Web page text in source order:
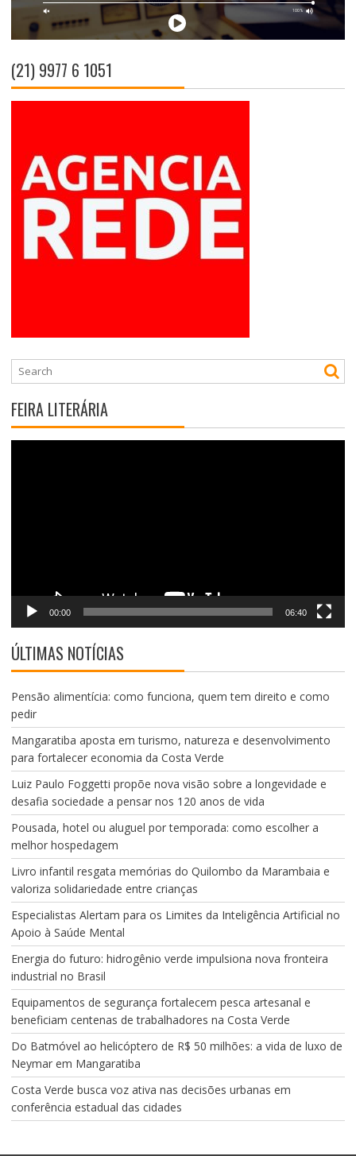
(21) 9977 6 1051
FEIRA LITERÁRIA
00:00 06:40
ÚLTIMAS NOTÍCIAS
Pensão alimentícia: como funciona, quem tem direito e como
pedir
Mangaratiba aposta em turismo, natureza e desenvolvimento
para fortalecer economia da Costa Verde
Luiz Paulo Foggetti propõe nova visão sobre a longevidade e
desafia sociedade a pensar nos 120 anos de vida
Pousada, hotel ou aluguel por temporada: como escolher a
melhor hospedagem
Livro infantil resgata memórias do Quilombo da Marambaia e
valoriza solidariedade entre crianças
Especialistas Alertam para os Limites da Inteligência Artificial no
Apoio à Saúde Mental
Energia do futuro: hidrogênio verde impulsiona nova fronteira
industrial no Brasil
Equipamentos de segurança fortalecem pesca artesanal e
beneficiam centenas de trabalhadores na Costa Verde
Do Batmóvel ao helicóptero de R$ 50 milhões: a vida de luxo de
Neymar em Mangaratiba
Costa Verde busca voz ativa nas decisões urbanas em
conferência estadual das cidades